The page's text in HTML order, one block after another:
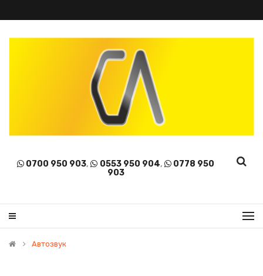
0700 950 903, 0553 950 904,
0778 950
903
Автозвук